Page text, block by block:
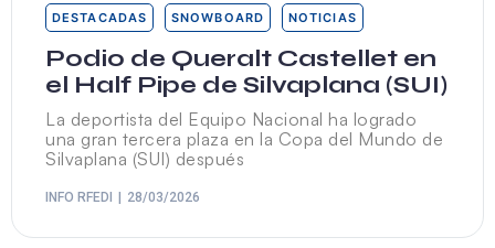
DESTACADAS SNOWBOARD NOTICIAS
Podio de Queralt Castellet en
el Half Pipe de Silvaplana (SUI)
La deportista del Equipo Nacional ha logrado
una gran tercera plaza en la Copa del Mundo de
Silvaplana (SUI) después
INFO RFEDI 28/03/2026